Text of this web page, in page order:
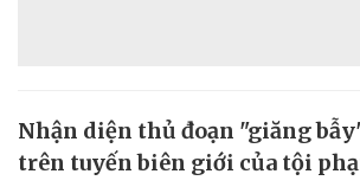
Nhận diện thủ đoạn "giăng
trên tuyến biên giới của tội